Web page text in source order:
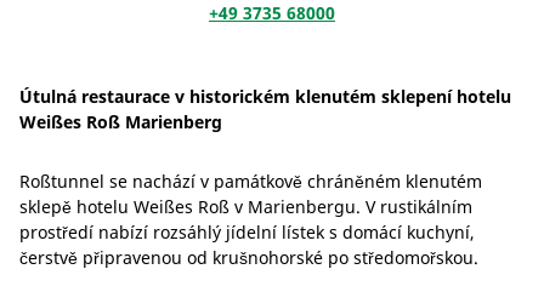
+49 3735 68000
Útulná restaurace v historickém klenutém sklepení hotelu
Weißes Roß Marienberg
Roßtunnel se nachází v památkově chráněném klenutém
sklepě hotelu Weißes Roß v Marienbergu. V rustikálním
prostředí nabízí rozsáhlý jídelní lístek s domácí kuchyní,
čerstvě připravenou od krušnohorské po středomořskou.